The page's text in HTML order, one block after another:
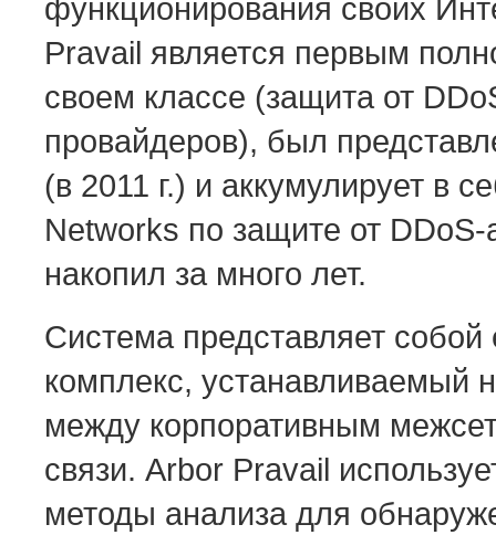
функционирования своих
Pravail является первым
своем классе (защита от
провайдеров), был
(в 2011 г.) и аккумулирует в
Networks по защите от DDoS-
накопил за много лет.
Система представляет
комплекс, устанавливаемый
между корпоративным
связи. Arbor Pravail
методы анализа для